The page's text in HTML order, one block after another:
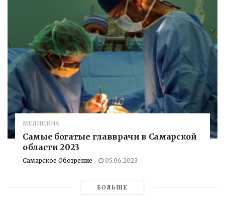
МЕДИЦИНА
Самые богатые главврачи в Самарской
области 2023
Самарское Обозрение 05.06.2023
БОЛЬШЕ